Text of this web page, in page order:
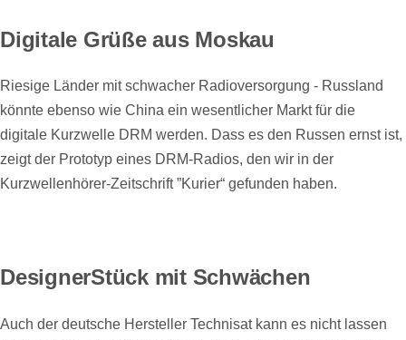
Digitale Grüße aus Moskau
Riesige Länder mit schwacher Radioversorgung - Russland
könnte ebenso wie China ein wesentlicher Markt für die
digitale Kurzwelle DRM werden. Dass es den Russen ernst ist,
zeigt der Prototyp eines DRM-Radios, den wir in der
Kurzwellenhörer-Zeitschrift ”Kurier“ gefunden haben.
DesignerStück mit Schwächen
Auch der deutsche Hersteller Technisat kann es nicht lassen